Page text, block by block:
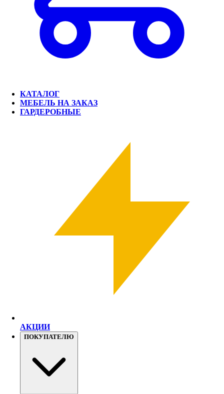
КАТАЛОГ
МЕБЕЛЬ НА ЗАКАЗ
ГАРДЕРОБНЫЕ
АКЦИИ
ПОКУПАТЕЛЮ